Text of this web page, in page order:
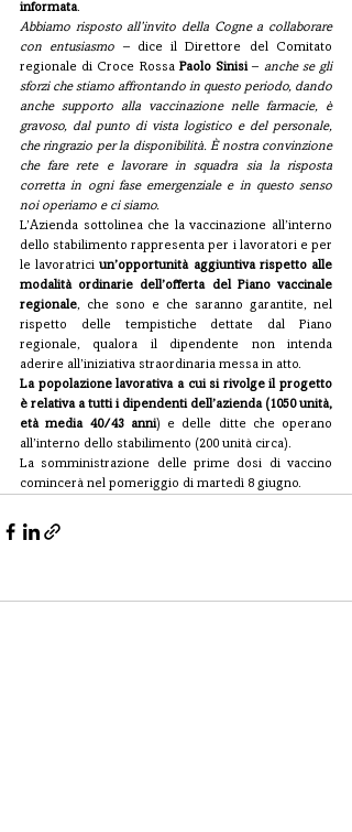
informata.
Abbiamo risposto all’invito della Cogne a collaborare
con entusiasmo – dice il Direttore del Comitato
regionale di Croce Rossa Paolo Sinisi – anche se gli
sforzi che stiamo affrontando in questo periodo, dando
anche supporto alla vaccinazione nelle farmacie, è
gravoso, dal punto di vista logistico e del personale,
che ringrazio per la disponibilità. È nostra convinzione
che fare rete e lavorare in squadra sia la risposta
corretta in ogni fase emergenziale e in questo senso
noi operiamo e ci siamo.
L’Azienda sottolinea che la vaccinazione all’interno
dello stabilimento rappresenta per i lavoratori e per
le lavoratrici un’opportunità aggiuntiva rispetto alle
modalità ordinarie dell’offerta del Piano vaccinale
regionale, che sono e che saranno garantite, nel
rispetto delle tempistiche dettate dal Piano
regionale, qualora il dipendente non intenda
aderire all’iniziativa straordinaria messa in atto.
La popolazione lavorativa a cui si rivolge il progetto
è relativa a tutti i dipendenti dell’azienda (1050 unità,
età media 40/43 anni) e delle ditte che operano
all’interno dello stabilimento (200 unità circa).
La somministrazione delle prime dosi di vaccino
comincerà nel pomeriggio di martedì 8 giugno.